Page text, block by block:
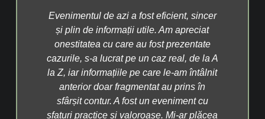
a fost eficient, sincer
utile. Am apreciat
au fost prezentate
pe un caz real, de la A
pe care le-am întâlnit
au prins în
fost un eveniment cu
valoroase. Mi-ar plăcea
Aș descrie evenimentul de
cuvinte: mâncare, dinți și
a plăcut foarte mult ideea că le
pacienților mei cum va arăta
în viitor, cred că va fi de
Dispozitivele utilizate mi s-au
faine, e clar că acesta este
să le integrez în clinica